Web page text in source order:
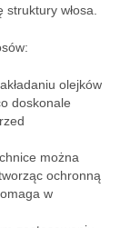
włosa.
olejków
doskonale
można
ochronną
w